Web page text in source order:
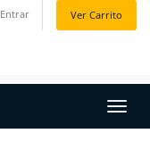
Entrar Ver Carrito